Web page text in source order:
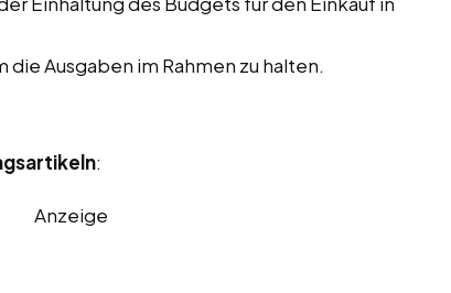
Ausgaben im Rahmen zu halten.
:
Anzeige